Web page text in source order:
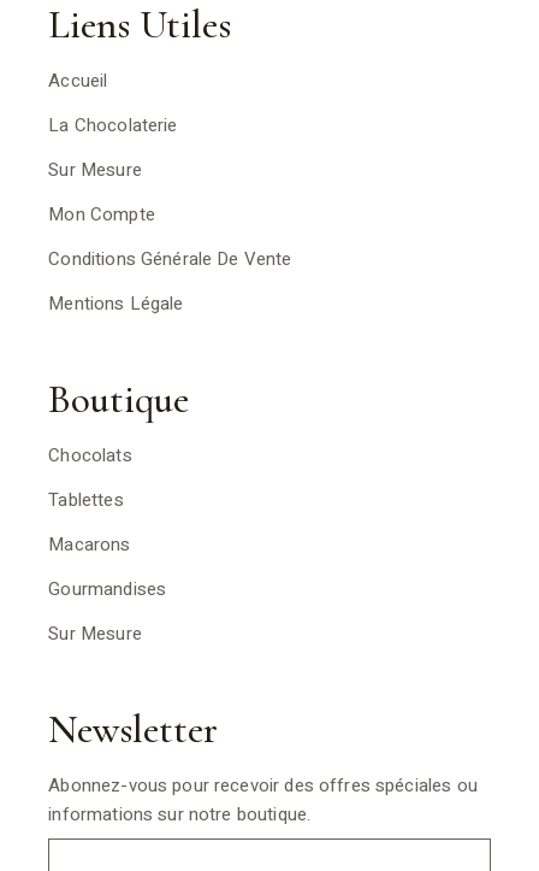
Liens Utiles
Accueil
La Chocolaterie
Sur Mesure
Mon Compte
Conditions Générale De Vente
Mentions Légale
Boutique
Chocolats
Tablettes
Macarons
Gourmandises
Sur Mesure
Newsletter
Abonnez-vous pour recevoir des offres spéciales ou
informations sur notre boutique.